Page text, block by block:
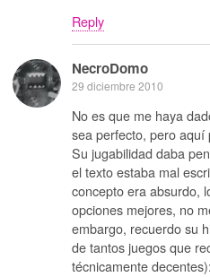
Reply
NecroDomo
29 diciembre 2010
No es que me haya
sea perfecto, pero aquí
Su jugabilidad daba
el texto estaba mal
concepto era absurdo,
opciones mejores, no
embargo, recuerdo su
de tantos juegos que
técnicamente decentes):